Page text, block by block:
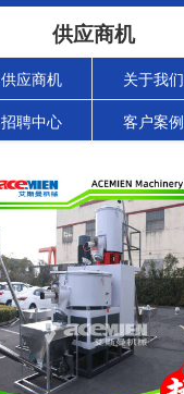
供应商机
供应商机 关于我们
招聘中心 客户案例